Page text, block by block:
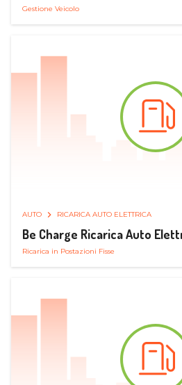
Gestione Veicolo
AUTO RICARICA AUTO ELETTRICA
Be Charge Ricarica Auto
Ricarica in Postazioni Fisse